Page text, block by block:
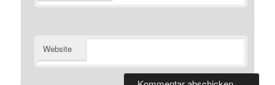
Website